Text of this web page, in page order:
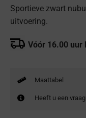
Sportieve zwart
uitvoering.
Vóór 16.00 uur
Maattabel
Heeft u een